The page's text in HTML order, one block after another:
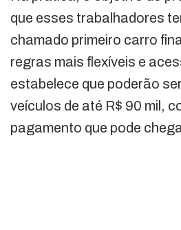
que esses trabalhadores
chamado primeiro carro
regras mais flexíveis e
estabelece que poderão
veículos de até R$ 90 mil,
pagamento que pode